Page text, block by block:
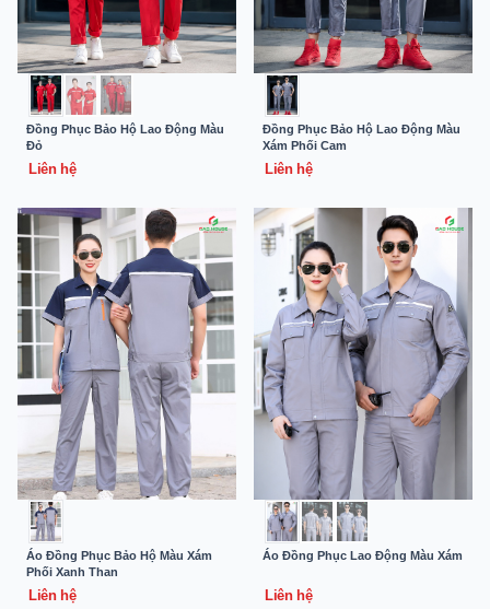
Đồng Phục Bảo Hộ Lao Động Màu
Đỏ
Liên hệ
Đồng Phục Bảo Hộ Lao Động Màu
Xám Phối Cam
Liên hệ
Áo Đồng Phục Bảo Hộ Màu Xám
Phối Xanh Than
Liên hệ
Áo Đồng Phục Lao Động Màu Xám
Liên hệ